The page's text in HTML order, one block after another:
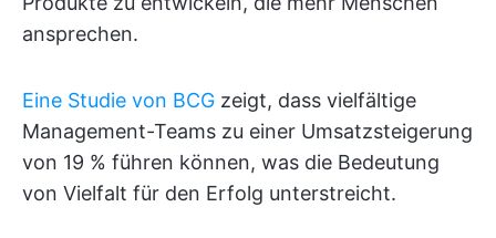
ansprechen.
Eine Studie von BCG zeigt, dass vielfältige
Management-Teams zu einer Umsatzsteigerung
von 19 % führen können, was die Bedeutung
von Vielfalt für den Erfolg unterstreicht.